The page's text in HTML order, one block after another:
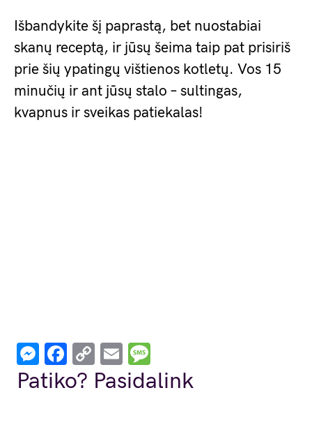
Išbandykite šį paprastą, bet nuostabiai
skanų receptą, ir jūsų šeima taip pat prisiriš
prie šių ypatingų vištienos kotletų. Vos 15
minučių ir ant jūsų stalo – sultingas,
kvapnus ir sveikas patiekalas!
Messenger
Facebook
Copy
Link
Email
Patiko? Pasidalink